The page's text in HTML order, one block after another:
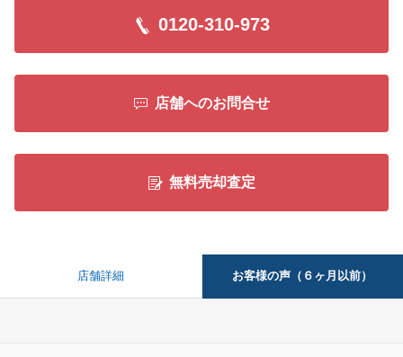
0120-310-973
店舗へのお問合せ
無料売却査定
店舗詳細 お客様の声（６ヶ月以前）